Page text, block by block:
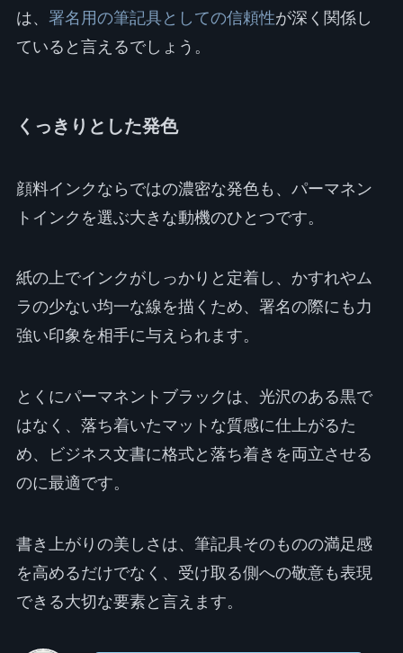
は、 署名用の筆記具としての信頼性が深く関係し
ていると言えるでしょう。
くっきりとした発色
顔料インクならではの濃密な発色も、パーマネン
トインクを選ぶ大きな動機のひとつです。
紙の上でインクがしっかりと定着し、かすれやム
ラの少ない均一な線を描くため、署名の際にも力
強い印象を相手に与えられます。
とくにパーマネントブラックは、光沢のある黒で
はなく、落ち着いたマットな質感に仕上がるた
め、ビジネス文書に格式と落ち着きを両立させる
のに最適です。
書き上がりの美しさは、筆記具そのものの満足感
を高めるだけでなく、受け取る側への敬意も表現
できる大切な要素と言えます。